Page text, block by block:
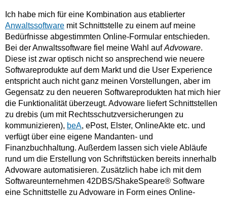
Ich habe mich für eine Kombination aus etablierter
Anwaltssoftware mit Schnittstelle zu einem auf meine
Bedürfnisse abgestimmten Online-Formular entschieden.
Bei der Anwaltssoftware fiel meine Wahl aufAdvoware.
Diese ist zwar optisch nicht so ansprechend wie neuere
Softwareprodukte auf dem Markt und die User Experience
entspricht auch nicht ganz meinen Vorstellungen, aber im
Gegensatz zu den neueren Softwareprodukten hat mich hier
die Funktionalität überzeugt. Advoware liefert Schnittstellen
zu drebis (um mit Rechtsschutzversicherungen zu
kommunizieren), beA, ePost, Elster, OnlineAkte etc. und
verfügt über eine eigene Mandanten- und
Finanzbuchhaltung. Außerdem lassen sich viele Abläufe
rund um die Erstellung von Schriftstücken bereits innerhalb
Advoware automatisieren. Zusätzlich habe ich mit dem
Softwareunternehmen 42DBS/ShakeSpeare® Software
eine Schnittstelle zu Advoware in Form eines Online-